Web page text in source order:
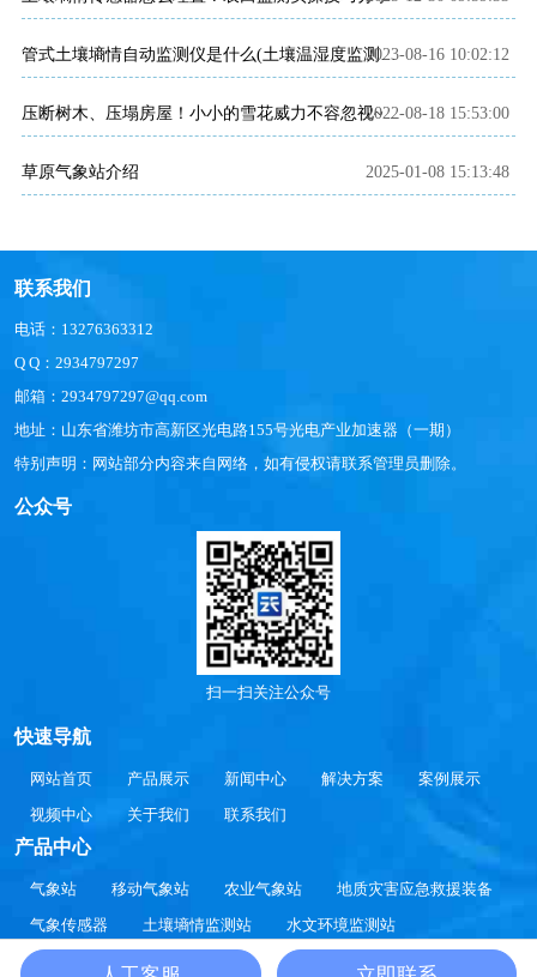
管式土壤墒情自动监测仪是什么(土壤温湿度监测站百科)
2023-08-16 10:02:12
压断树木、压塌房屋！小小的雪花威力不容忽视~雪量传感器产品介绍~
2022-08-18 15:53:00
草原气象站介绍 2025-01-08 15:13:48
联系我们
电话：13276363312
Q Q：2934797297
邮箱：2934797297@qq.com
地址：山东省潍坊市高新区光电路155号光电产业加速器（一期）
特别声明：网站部分内容来自网络，如有侵权请联系管理员删除。
公众号
扫一扫关注公众号
快速导航
网站首页 产品展示 新闻中心 解决方案
案例展示
视频中心
关于我们 联系我们
产品中心
气象站 移动气象站 农业气象站
地质灾害应急救援装备
气象传感器
土壤墒情监测站
水文环境监测站
大气环境监测站
通信设备